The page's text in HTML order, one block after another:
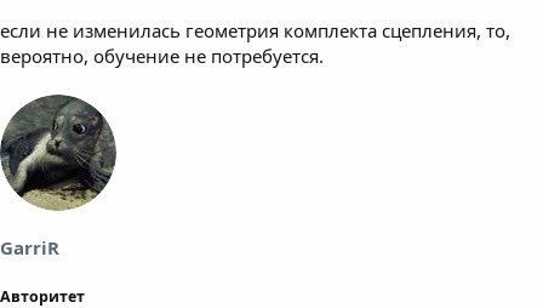
если не изменилась геометрия комплекта сцепления, то,
вероятно, обучение не потребуется.
GarriR
Авторитет